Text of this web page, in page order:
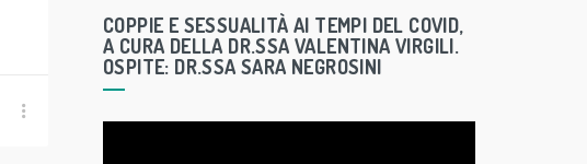
COPPIE E SESSUALITÀ AI TEMPI DEL COVID,
A CURA DELLA DR.SSA VALENTINA VIRGILI.
OSPITE: DR.SSA SARA NEGROSINI